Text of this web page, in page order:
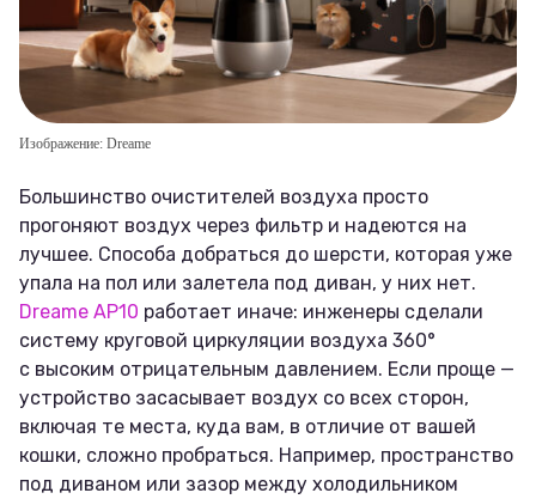
Изображение: Dreame
Большинство очистителей воздуха просто
прогоняют воздух через фильтр и надеются на
лучшее. Способа добраться до шерсти, которая уже
упала на пол или залетела под диван, у них нет.
Dreame AP10 работает иначе: инженеры сделали
систему круговой циркуляции воздуха 360°
с высоким отрицательным давлением. Если проще —
устройство засасывает воздух со всех сторон,
включая те места, куда вам, в отличие от вашей
кошки, сложно пробраться. Например, пространство
под диваном или зазор между холодильником